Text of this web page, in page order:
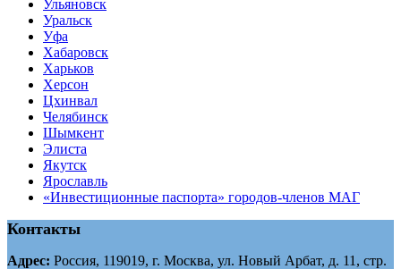
Ульяновск
Уральск
Уфа
Хабаровск
Харьков
Херсон
Цхинвал
Челябинск
Шымкент
Элиста
Якутск
Ярославль
«Инвестиционные паспорта» городов-членов МАГ
Контакты
Адрес: Россия, 119019, г. Москва, ул. Новый Арбат, д. 11, стр.